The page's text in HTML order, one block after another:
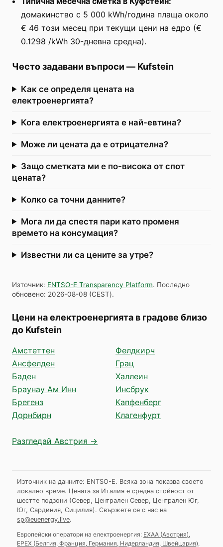
домакинство с 5 000 kWh/година плаща около
€ 46 този месец при текущи цени на едро (€
0.1298 /kWh 30-дневна средна).
Често задавани въпроси — Kufstein
Как се определя цената на
електроенергията?
Кога електроенергията е най-евтина?
Може ли цената да е отрицателна?
Защо сметката ми е по-висока от спот
цената?
Колко са точни данните?
Мога ли да спестя пари като променя
времето на консумация?
Известни ли са цените за утре?
Източник: ENTSO-E Transparency Platform. Последно
обновено: 2026-08-08 (CEST).
Цени на електроенергията в градове близо
до Kufstein
Амстеттен
Ансфелден
Баден
Браунау Ам Инн
Брегенз
Дорнбирн
Фелдкирч
Грац
Халлеин
Инсбрук
Капфенберг
Клагенфурт
Разгледай Австрия →
Източник на данните: ENTSO-E. Всяка зона показва своето
локално време. Цената за Италия е средна стойност от
шестте подзони (Север, Централен Север, Централен Юг,
Юг, Сардиния, Сицилия). Свържете се с нас на
sp@euenergy.live.
Европейски оператори на електроенергия: EXAA (Австрия)
EPEX (Белгия, Франция, Германия, Нидерландия, Швейцария)